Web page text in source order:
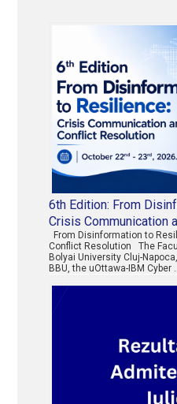
6th Edition: From
Crisis Communication
From Disinformation to
Conflict Resolution The
Bolyai University Cluj-
BBU, the uOttawa-IBM Cyber …